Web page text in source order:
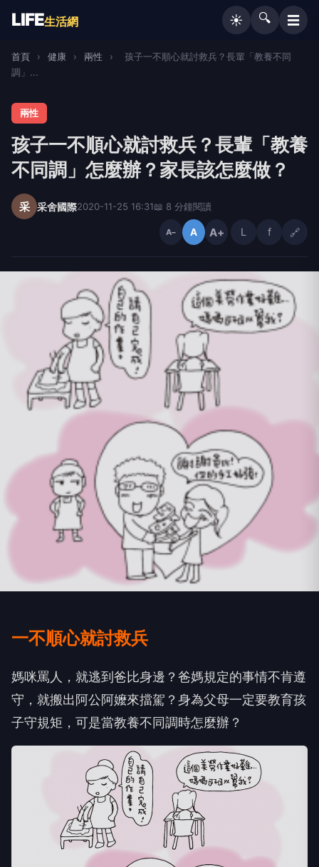
LIFE生活網 ☀️ 🔍 ☰
首頁 › 健康 › 兩性 ›
孩子一不順心就討救兵？長輩「教養不同
調」...
兩性
孩子一不順心就討救兵？長輩「教養
不同調」怎麼辦？家長該怎麼做？
采 采舍國際2020-11-25 16:31📖 8 分鐘閱讀
A− A A+ L f 🔗
一不順心就討救兵
媽咪罵人，就逃到爸比身邊？爸媽規定的事情不肯遵
守，就搬出阿公阿嬤來擋駕？身為父母一定要教育孩
子守規矩，可是當教養不同調時怎麼辦？